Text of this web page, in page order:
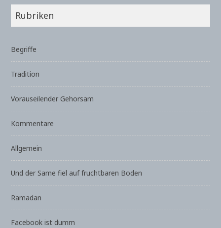
Rubriken
Begriffe
Tradition
Vorauseilender Gehorsam
Kommentare
Allgemein
Und der Same fiel auf fruchtbaren Boden
Ramadan
Facebook ist dumm